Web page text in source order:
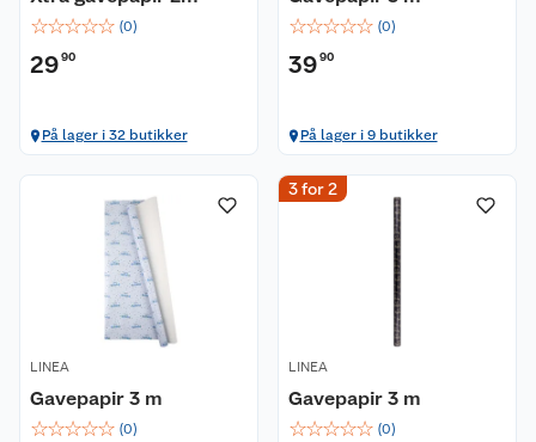
☆☆☆☆☆ (0)
2990
På lager i 32 butikker
☆☆☆☆☆ (0)
3990
På lager i 9 butikker
LINEA
Gavepapir 3 m
☆☆☆☆☆ (0)
3 for 2
LINEA
Gavepapir 3 m
☆☆☆☆☆ (0)